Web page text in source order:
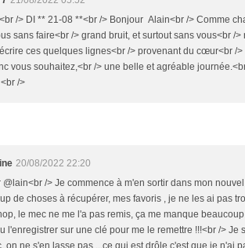
/> DI ** 21-08 **<br /> Bonjour Alain<br /> Comme
sans faire<br /> grand bruit, et surtout sans vous<br /
ces quelques lignes<br /> provenant du cœur<br /
vous souhaitez,<br /> une belle et agréable
/>
20/08/2022 22:20
@lain<br /> Je commence à m'en sortir dans mon
de choses à récupérer, mes favoris , je ne les ai pas
le mec ne me l'a pas remis, ça me manque
l'enregistrer sur une clé pour me le remettre !!!<br />